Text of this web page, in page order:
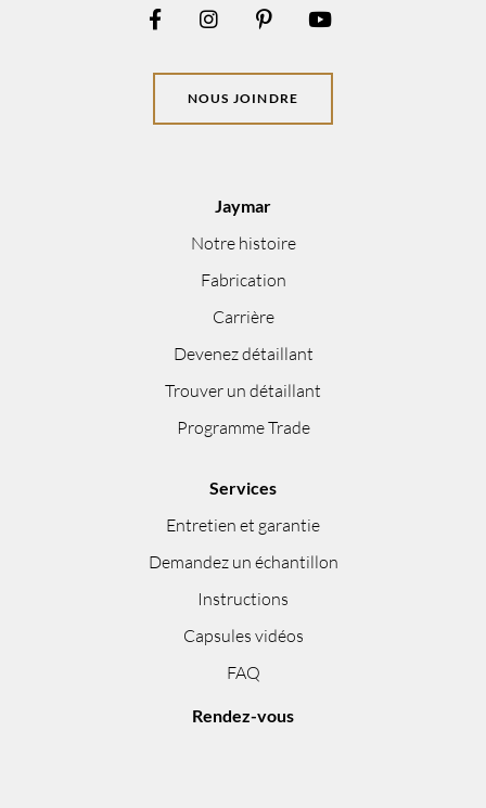
NOUS JOINDRE
Jaymar
Notre histoire
Fabrication
Carrière
Devenez détaillant
Trouver un détaillant
Programme Trade
Services
Entretien et garantie
Demandez un échantillon
Instructions
Capsules vidéos
FAQ
Rendez-vous